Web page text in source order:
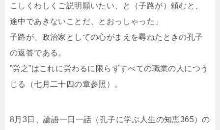
こしくわしくご説明願いたい、と（子路が）頼むと、
途中であきないことだ、とおっしゃった」
子路が、政治家としての心がまえを尋ねたときの孔子
の返答である。
”労之”はこれに労わるに限らずすべての職業の人につう
じる（七月二十四の章参照）。
8月3日、論語一日一話（孔子に学ぶ人生の知恵365）の